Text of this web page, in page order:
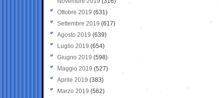
Ottobre 2019 (631)
Settembre 2019 (617)
Agosto 2019 (639)
Luglio 2019 (654)
Giugno 2019 (598)
Maggio 2019 (527)
Aprile 2019 (383)
Marzo 2019 (562)